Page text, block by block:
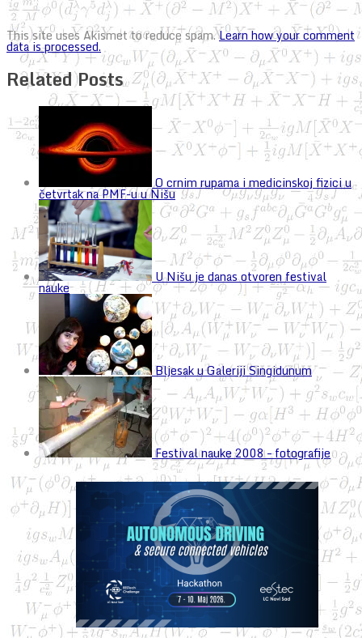
This site uses Akismet to reduce spam.Learn how your comment
data is processed.
Related Posts
O crnim rupama i medicinskoj fizici u
četvrtak na PMF-u u Nišu
U Nišu je danas otvoren festival
nauke
Bljesak u Galeriji Singidunum
Festival nauke 2008 – fotografije